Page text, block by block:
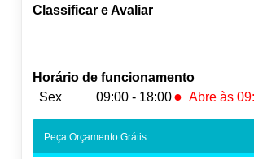
Classificar e Avaliar
Horário de funcionamento
Sex
09:00 - 18:00 ● Abre às
-
Peça Orçamento Grátis